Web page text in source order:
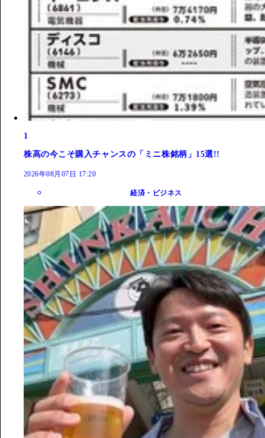
1
株高の今こそ購入チャンスの「ミニ株銘柄」15選!!
2026年08月07日 17:20
経済・ビジネス